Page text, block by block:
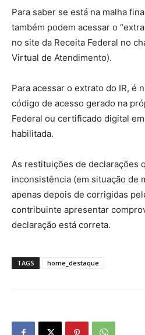
Para saber se está na malha
também podem acessar o
no site da Receita Federal no
Virtual de Atendimento).
Para acessar o extrato do IR, é
código de acesso gerado na
Federal ou certificado digital
habilitada.
As restituições de declarações
inconsistência (em situação de
apenas depois de corrigidas
contribuinte apresentar
declaração está correta.
TAGS home_destaque